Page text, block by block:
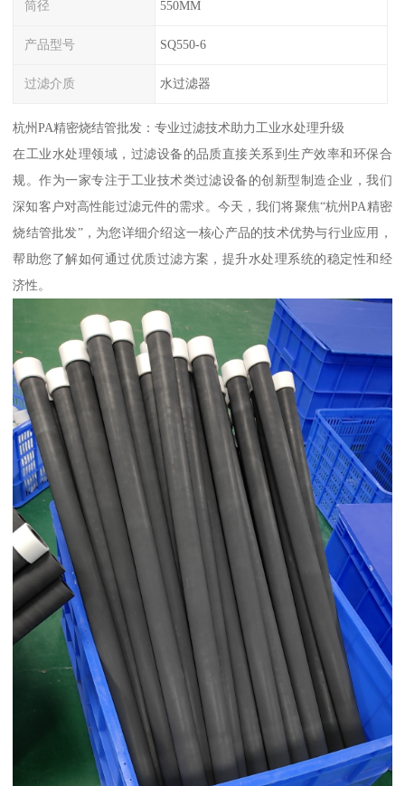
筒径 550MM
产品型号 SQ550-6
过滤介质 水过滤器
杭州PA精密烧结管批发：专业过滤技术助力工业水处理升级
在工业水处理领域，过滤设备的品质直接关系到生产效率和环保合
规。作为一家专注于工业技术类过滤设备的创新型制造企业，我们
深知客户对高性能过滤元件的需求。今天，我们将聚焦“杭州PA精密
烧结管批发”，为您详细介绍这一核心产品的技术优势与行业应用，
帮助您了解如何通过优质过滤方案，提升水处理系统的稳定性和经
济性。